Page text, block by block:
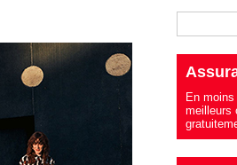
En
meilleurs